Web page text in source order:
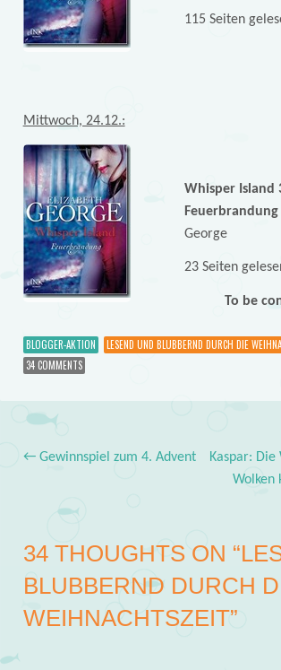
115 Seiten
Mittwoch, 24.12.:
Whisper Island
Feuerbrandung
George
23 Seiten
To be
BLOGGER-AKTION
LESEND UND BLUBBERND DURCH DIE
34 COMMENTS
Post navigation
←Gewinnspiel zum 4. Advent
Kaspar:
Wolken
34 THOUGHTS ON “
BLUBBERND DURCH
WEIHNACHTSZEIT”